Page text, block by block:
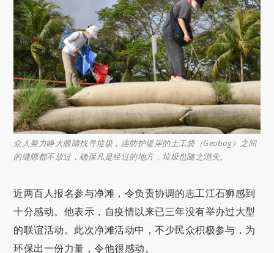
众人努力睁大眼睛找寻垃圾，连防护堤岸的土工袋（Geobag）之间
的缝隙都不放过，确保凡是经过的地方，垃圾也随之消失。
近两百人报名参与净滩，令负责协调的志工江石狮感到
十分感动。他表示，自疫情以来已三年没有举办过大型
的联谊活动。此次净滩活动中，不少民众积极参与，为
环保出一份力量，令他很感动。